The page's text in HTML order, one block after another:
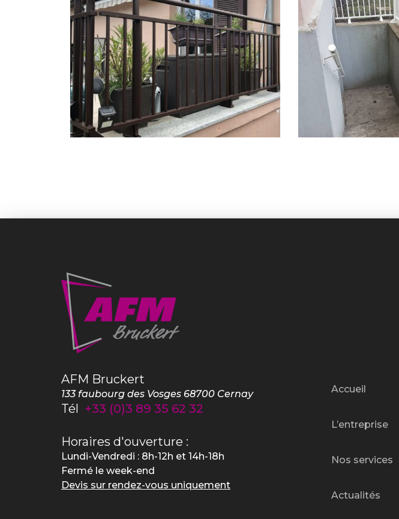
AFM Bruckert
133 faubourg des Vosges 68700 Cernay
Tél +33 (0)3 89 35 62 32
Horaires d'ouverture :
Lundi-Vendredi : 8h-12h et 14h-18h
Fermé le week-end
Devis sur rendez-vous uniquement
Accueil
L’entreprise
Nos services
Actualités